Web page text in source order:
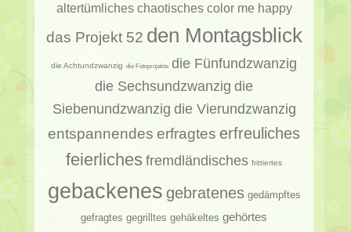
altertümliches chaotisches color me happy
das Projekt 52 den Montagsblick
die Achtundzwanzig die Fotoprojekte die Fünfundzwanzig
die Sechsundzwanzig die
Siebenundzwanzig die Vierundzwanzig
entspannendes erfragtes erfreuliches
feierliches fremdländisches frittiertes
gebackenes gebratenes gedämpftes
gefragtes gegrilltes gehäkeltes gehörtes